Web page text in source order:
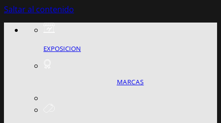
Saltar al contenido
EXPOSICION
MARCAS